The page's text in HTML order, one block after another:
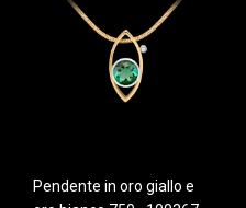
Pendente in oro giallo e